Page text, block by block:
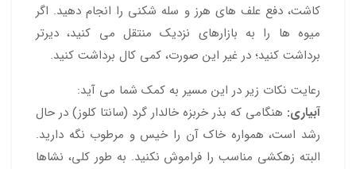
کاشت، دفع علف های هرز و سله شکنی را انجام دهید. اگر
میوه ها را به بازارهای نزدیک منتقل می کنید، دیرتر
برداشت کنید؛ در غیر این صورت، کمی کال برداشت کنید.
رعایت نکات زیر در این مسیر به کمک شما می آید:
آبیاری: هنگامی که بذر خربزه خالدار گرد (سانتا کلوز) در حال
رشد است، همواره خاک آن را خیس و مرطوب نگه دارید.
البته زهکشی مناسب را فراموش نکنید. به طور کلی، نشاها